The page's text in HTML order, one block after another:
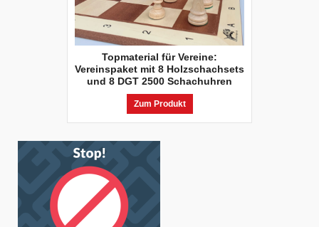
Topmaterial für Vereine:
Vereinspaket mit 8 Holzschachsets
und 8 DGT 2500 Schachuhren
Zum Produkt